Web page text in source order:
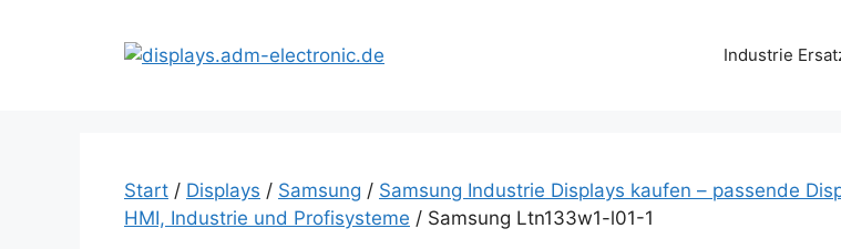
Industrie
Start / Displays / Samsung / Samsung Industrie Displays kaufen – passende
HMI, Industrie und Profisysteme / Samsung Ltn133w1-l01-1